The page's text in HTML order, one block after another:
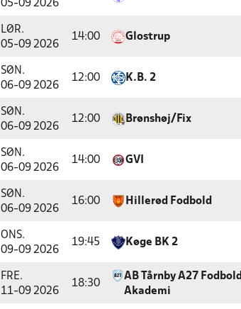
05-09 2026
LØR.
05-09 2026
14:00 Glostrup
SØN.
06-09 2026
12:00 K.B. 2
SØN.
06-09 2026
12:00 Brønshøj/Fix
SØN.
06-09 2026
14:00 GVI
SØN.
06-09 2026
16:00 Hillerød Fodbold
ONS.
09-09 2026
19:45 Køge BK 2
FRE.
11-09 2026
18:30
AB Tårnby A27 Fodbold
Akademi